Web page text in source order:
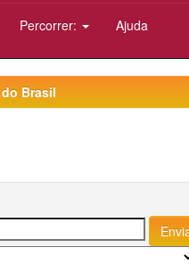
Percorrer: Ajuda
Brasil